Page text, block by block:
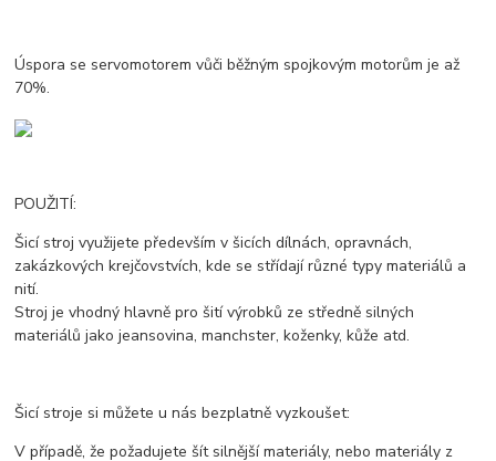
Úspora se servomotorem vůči běžným spojkovým motorům je až
70%.
POUŽITÍ:
Šicí stroj využijete především v šicích dílnách, opravnách,
zakázkových krejčovstvích, kde se střídají různé typy materiálů a
nití.
Stroj je vhodný hlavně pro šití výrobků ze středně silných
materiálů jako jeansovina, manchster, koženky, kůže atd.
Šicí stroje si můžete u nás bezplatně vyzkoušet:
V případě, že požadujete šít silnější materiály, nebo materiály z